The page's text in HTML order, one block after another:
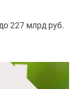
227 млрд руб.